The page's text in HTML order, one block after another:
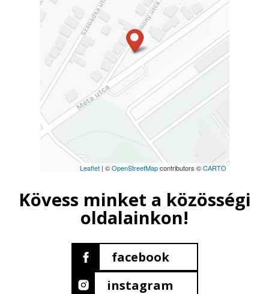
Leaflet| ©OpenStreetMapcontributors ©CARTO
Kövess minket a közösségi
oldalainkon!
facebook
instagram